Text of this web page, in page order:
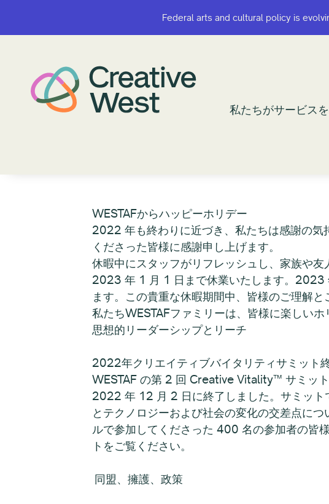
Federal arts and cultural policy is
私たちがサービス
Federal arts and cultural policy is
私たちがサービス
WESTAFからハッピーホリデー
2022 年も終わりに近づき、私たちは感謝の
くださった皆様に感謝申し上げます。
休暇中にスタッフがリフレッシュし、家族や
2023 年 1 月 1 日まで休業いたします。2023
ます。この貴重な休暇期間中、皆様のご理解と
私たちWESTAFファミリーは、皆様に楽しい
思想的リーダーシップとリーチ
2022年クリエイティブバイタリティサミット
WESTAF の第 2 回 Creative Vitality™ サミッ
2022 年 12 月 2 日に終了しました。サミット
とテクノロジーおよび社会の変化の交差点に
ルで参加してくださった 400 名の参加者の皆
トをご覧ください。
同盟、擁護、政策